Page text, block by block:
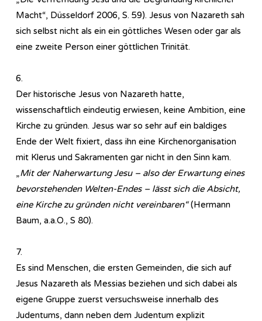
Macht“, Düsseldorf 2006, S. 59). Jesus von Nazareth sah
sich selbst nicht als ein ein göttliches Wesen oder gar als
eine zweite Person einer göttlichen Trinität.
6.
Der historische Jesus von Nazareth hatte,
wissenschaftlich eindeutig erwiesen, keine Ambition, eine
Kirche zu gründen. Jesus war so sehr auf ein baldiges
Ende der Welt fixiert, dass ihn eine Kirchenorganisation
mit Klerus und Sakramenten gar nicht in den Sinn kam.
„Mit der Naherwartung Jesu – also der Erwartung eines
bevorstehenden Welten-Endes – lässt sich die Absicht,
eine Kirche zu gründen nicht vereinbaren“(Hermann
Baum, a.a.O., S 80).
7.
Es sind Menschen, die ersten Gemeinden, die sich auf
Jesus Nazareth als Messias beziehen und sich dabei als
eigene Gruppe zuerst versuchsweise innerhalb des
Judentums, dann neben dem Judentum explizit